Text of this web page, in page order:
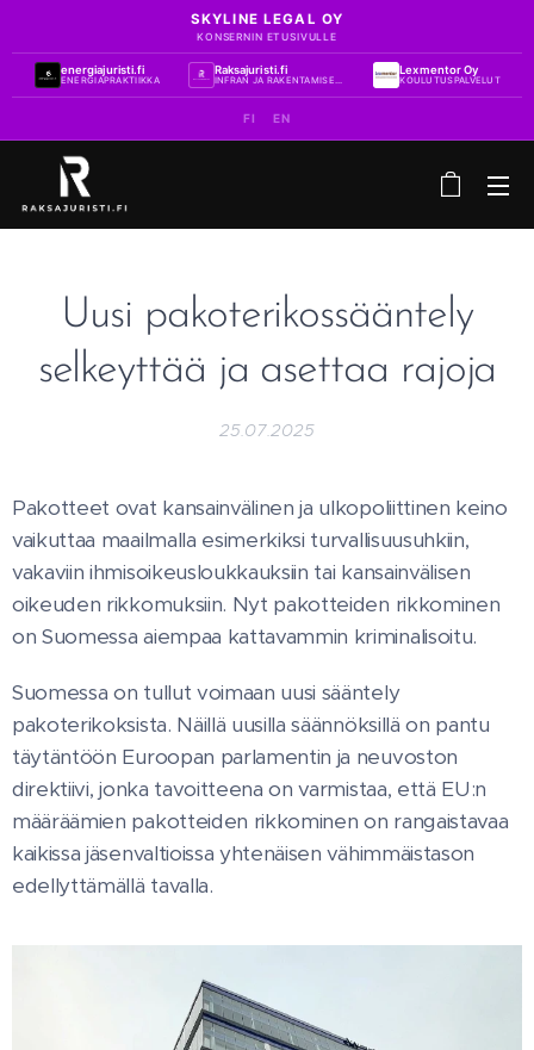
SKYLINE LEGAL OY
KONSERNIN ETUSIVULLE
energiajuristi.fi
ENERGIAPRAKTIIKKA
Raksajuristi.fi
INFRAN JA RAKENTAMISEN PRAKTIIKKA
Lexmentor Oy
KOULUTUSPALVELUT
FI EN
Uusi pakoterikossääntely
selkeyttää ja asettaa rajoja
25.07.2025
Pakotteet ovat kansainvälinen ja ulkopoliittinen keino
vaikuttaa maailmalla esimerkiksi turvallisuusuhkiin,
vakaviin ihmisoikeusloukkauksiin tai kansainvälisen
oikeuden rikkomuksiin. Nyt pakotteiden rikkominen
on Suomessa aiempaa kattavammin kriminalisoitu.
Suomessa on tullut voimaan uusi sääntely
pakoterikoksista. Näillä uusilla säännöksillä on pantu
täytäntöön Euroopan parlamentin ja neuvoston
direktiivi, jonka tavoitteena on varmistaa, että EU:n
määräämien pakotteiden rikkominen on rangaistavaa
kaikissa jäsenvaltioissa yhtenäisen vähimmäistason
edellyttämällä tavalla.